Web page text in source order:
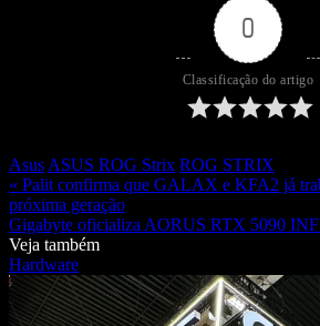
0
Classificação do artigo
Asus ASUS ROG Strix ROG STRIX
« Palit confirma que GALAX e KFA2 já
próxima geração
Gigabyte oficializa AORUS RTX 5090
Veja também
Hardware